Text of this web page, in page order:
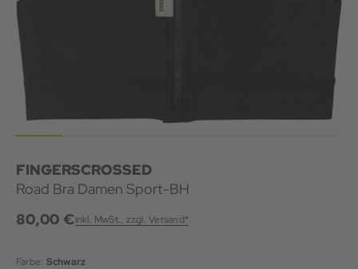
FINGERSCROSSED
Road Bra Damen Sport-BH
80,00 €inkl. MwSt., zzgl. Versand*
Farbe: Schwarz